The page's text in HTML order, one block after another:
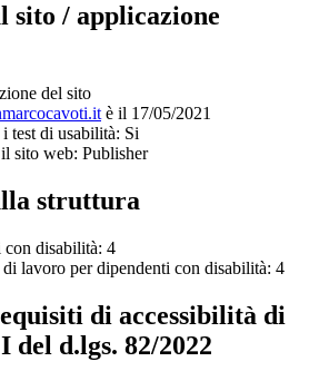
sito / applicazione
del sito
è il 17/05/2021
test di usabilità: Si
sito web: Publisher
struttura
disabilità: 4
lavoro per dipendenti con disabilità: 4
di accessibilità di
del d.lgs. 82/2022